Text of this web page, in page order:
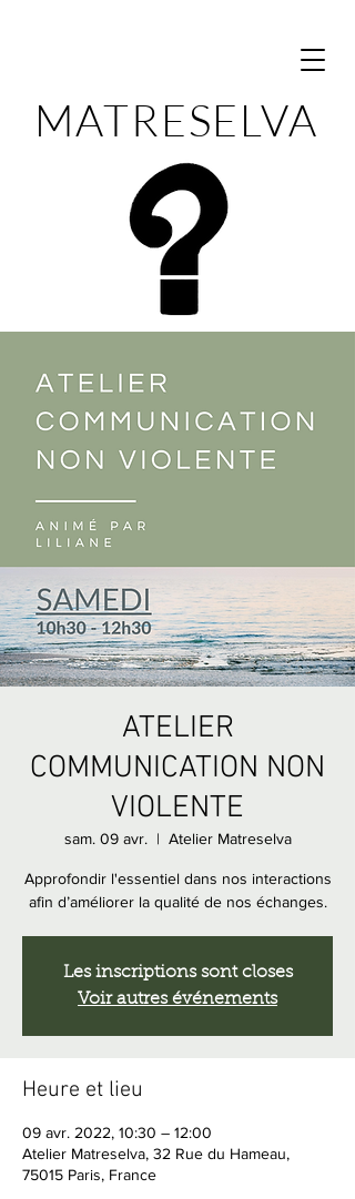
MATRESELVA
ATELIER
COMMUNICATION NON
VIOLENTE
sam. 09 avr.
  |
Atelier Matreselva
Approfondir l'essentiel dans nos interactions
afin d’améliorer la qualité de nos échanges.
Les inscriptions sont closes
Voir autres événements
Heure et lieu
09 avr. 2022, 10:30 – 12:00
Atelier Matreselva, 32 Rue du Hameau,
75015 Paris, France